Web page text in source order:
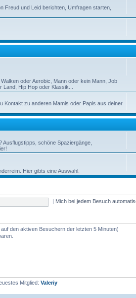
Freud und Leid berichten, Umfragen starten,
oder Aerobic, Mann oder kein Mann, Job
Hip Hop oder Klassik...
Kontakt zu anderen Mamis oder Papis aus deiner
schöne Spaziergänge,
Hier gibts eine Auswahl.
Mich bei jedem Besuch
den aktiven Besuchern der letzten 5 Minuten)
Mitglied: Valeriy